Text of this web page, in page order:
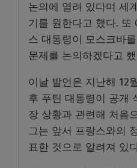
논의에 열려 있다며 세
기를 원한다고 했다. 또
스 대통령이 모스크바
문제를 논의하겠다고
이날 발언은 지난해 12
후 푸틴 대통령이 공개
장 상황과 관련해 처음
그는 앞서 프랑스와의
표한 것으로 알려져 있